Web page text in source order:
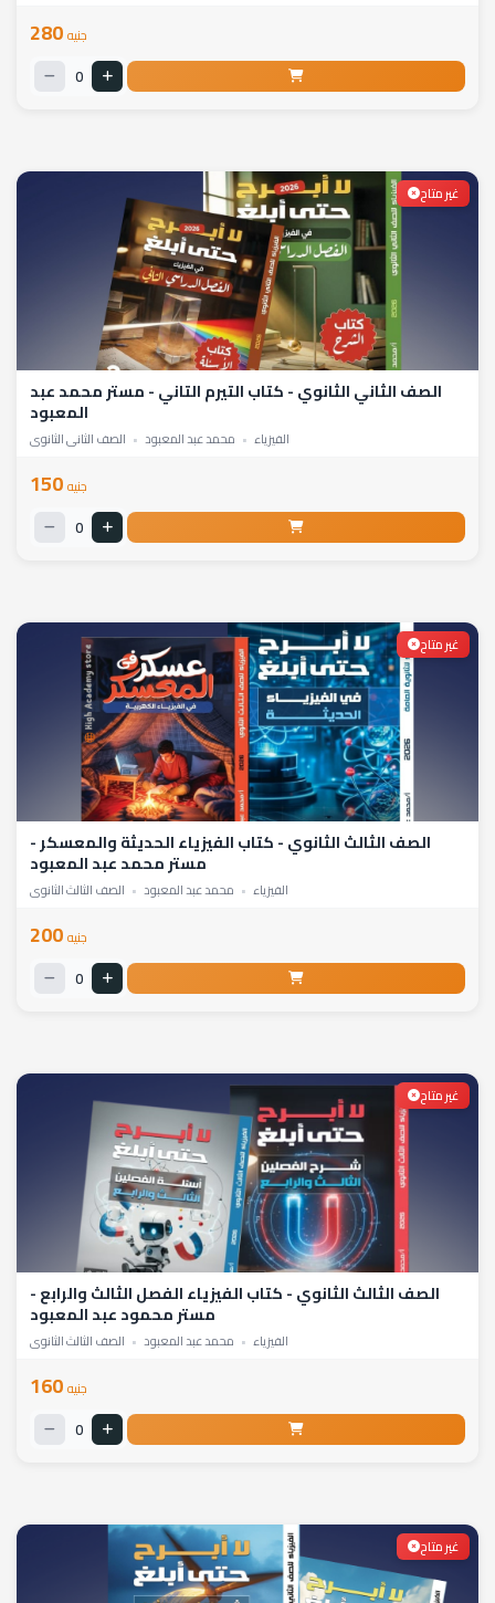
280 جنيه
0
غير متاح
الصف الثاني الثانوي - كتاب التيرم التاني - مستر محمد عبد
المعبود
الفيزياء • محمد عبد المعبود • الصف الثاني الثانوي
150 جنيه
0
غير متاح
الصف الثالث الثانوي - كتاب الفيزياء الحديثة والمعسكر -
مستر محمد عبد المعبود
الفيزياء • محمد عبد المعبود • الصف الثالث الثانوي
200 جنيه
0
غير متاح
الصف الثالث الثانوي - كتاب الفيزياء الفصل الثالث والرابع -
مستر محمود عبد المعبود
الفيزياء • محمد عبد المعبود • الصف الثالث الثانوي
160 جنيه
0
غير متاح